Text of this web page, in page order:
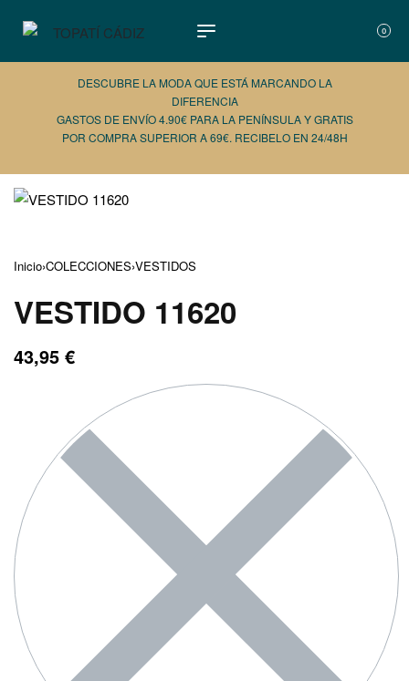
0
DESCUBRE LA MODA QUE ESTÁ MARCANDO LA
DIFERENCIA
GASTOS DE ENVÍO 4.90€ PARA LA PENÍNSULA Y GRATIS
POR COMPRA SUPERIOR A 69€. RECIBELO EN 24/48H
Inicio›COLECCIONES›VESTIDOS
VESTIDO 11620
43,95 €